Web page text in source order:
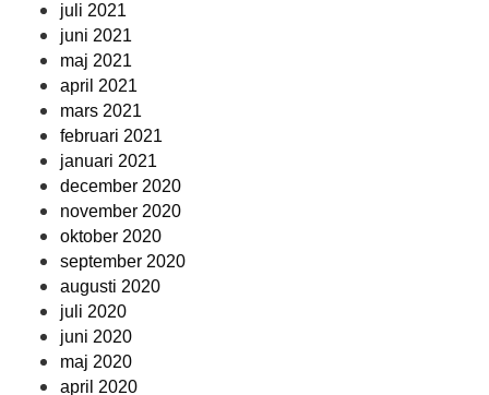
juli 2021
juni 2021
maj 2021
april 2021
mars 2021
februari 2021
januari 2021
december 2020
november 2020
oktober 2020
september 2020
augusti 2020
juli 2020
juni 2020
maj 2020
april 2020